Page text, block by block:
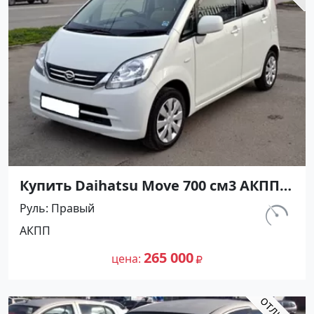
Купить Daihatsu Move 700 см3 АКПП
(58 л.с.) Бензин инжектор в
Краснодар: цвет белый Хетчбэк 2009
года по цене 265000 рублей,
объявление №2916 на сайте
Руль Правый
АКПП
цена 265 000